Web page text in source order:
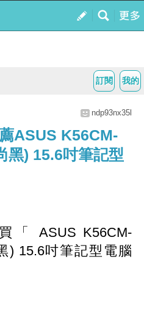
我的
訂閱
ndp93nx35l
ASUS K56CM-
黑) 15.6吋筆記型
「 ASUS K56CM-
) 15.6吋筆記型電腦